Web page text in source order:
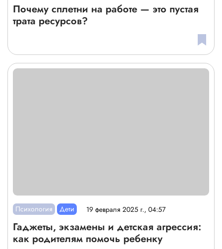
Почему сплетни на работе — это пустая
трата ресурсов?
Психология Дети 19 февраля 2025 г., 04:57
Гаджеты, экзамены и детская агрессия:
как родителям помочь ребенку